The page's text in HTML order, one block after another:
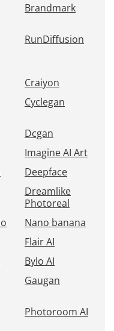
Brandmark
RunDiffusion
Craiyon
Cyclegan
Dcgan
Imagine AI Art
Deepface
Dreamlike
Photoreal
Nano banana
Flair AI
Bylo AI
Gaugan
Photoroom AI